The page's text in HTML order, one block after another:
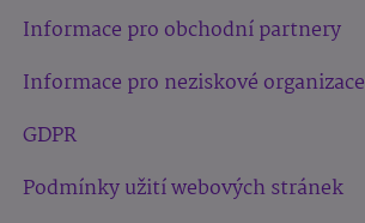
Informace pro obchodní partnery
Informace pro neziskové organizace
GDPR
Podmínky užití webových stránek